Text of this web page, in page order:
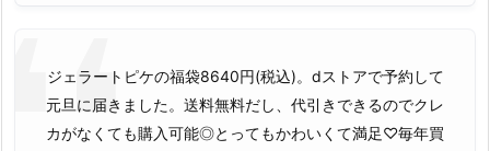
ジェラートピケの福袋8640円(税込)。dストアで予約して
元旦に届きました。送料無料だし、代引きできるのでクレ
カがなくても購入可能◎とってもかわいくて満足♡毎年買